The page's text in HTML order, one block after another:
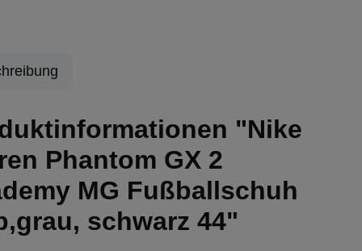
"Nike
Phantom GX 2
MG Fußballschuh
schwarz 44"